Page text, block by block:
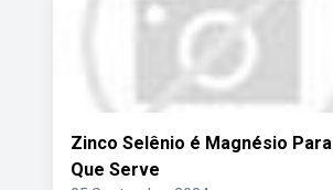
Zinco Selênio é Magnésio Para
Que Serve